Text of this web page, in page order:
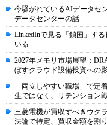
今騒がれているAIデータセ
データセンターの話
LinkedInで見る「鎖国」す
いる
2027年メモリ市場展望：
ぼすクラウド設備投資への
「両立しやすい職場」で定
生ではなく、リテンション
三菱電機が買収すべきウク
法論で特定、買収金額を割